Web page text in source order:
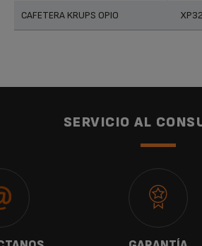
CAFETERA KRUPS OPIO
SERVICIO AL